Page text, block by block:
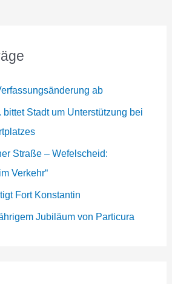
ab
bittet Stadt um Unterstützung bei
Straße – Wefelscheid:
Verkehr“
Fort Konstantin
Jubiläum von Particura